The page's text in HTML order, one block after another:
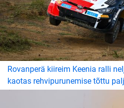
Rovanperä kiireim Keenia ralli
kaotas rehvipurunemise tõttu